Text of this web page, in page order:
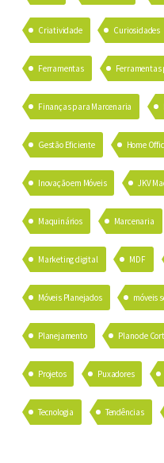
Criatividade Curiosidades
Ferramentas Ferramentas
Finanças para Marcenaria
Gestão Eficiente Home
Inovação em Móveis JKV
Maquinários Marcenaria
Marketing digital MDF
Móveis Planejados móveis
Planejamento Plano de
Projetos Puxadores
Tecnologia Tendências